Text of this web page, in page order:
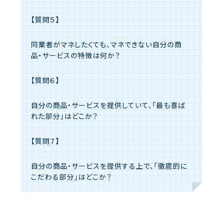
【質問５】
同業者がマネしたくても、マネできない自分の商
品・サービスの特徴は何か？
【質問６】
自分の商品・サービスを提供していて、「最も喜ば
れた部分」はどこか？
【質問７】
自分の商品・サービスを提供する上で、「徹底的に
こだわる部分」はどこか？